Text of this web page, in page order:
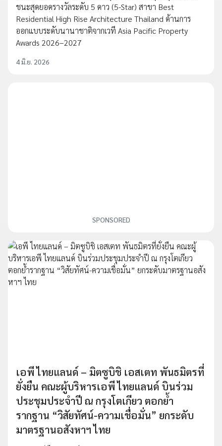
ชนะสุดยอดรางวัลระดับ 5 ดาว (5-Star) สาขา Best
Residential High Rise Architecture Thailand ด้านการ
ออกแบบระดับนานาชาติจากเวที Asia Pacific Property
Awards 2026–2027
4 มิ.ย. 2026
SPONSORED
เอพี ไทยแลนด์ – มิตซูบิชิ เอสเตท พันธมิตรที่
ยั่งยืน คณะผู้บริหารเอพี ไทยแลนด์ บินร่วม
ประชุมประจำปี ณ กรุงโตเกียว ตอกย้ำ
รากฐาน “วิสัยทัศน์-ความเชื่อมั่น” ยกระดับ
มาตรฐานอสังหาฯ ไทย